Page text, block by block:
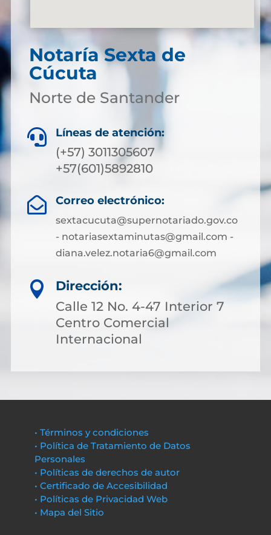
Notaría Sexta de
Cúcuta
Norte de Santander
 Líneas de atención:
(+57) 3011305607
+57(601)5892810
 Correo electrónico:
sextacucuta@supernotariado.gov.co
- notariasextaminutas@gmail.com -
diana.velez.notaria6@gmail.com

Dirección:
Calle 12 No. 4-47 Interior 7
Centro Comercial
Internacional
• Términos y condiciones
• Política de Tratamiento de Datos
Personales
• Políticas de derechos de autor
• Certificado de Accesibilidad
• Políticas de Privacidad Web
• Mapa del Sitio